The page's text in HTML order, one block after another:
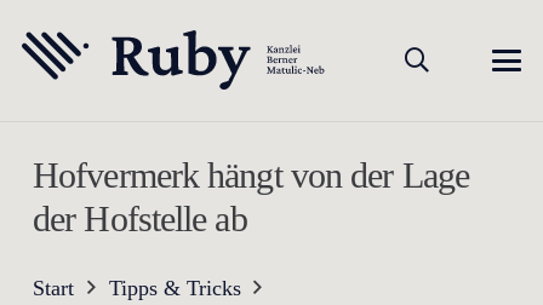
Hofvermerk hängt von der Lage
der Hofstelle ab
Start
Tipps & Tricks